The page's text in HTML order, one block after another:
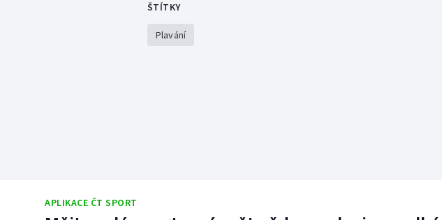
ŠTÍTKY
Plavání
APLIKACE ČT SPORT